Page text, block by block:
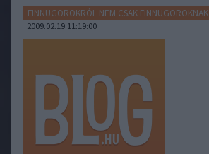
FINNUGOROKRÓL NEM CSAK FINNUGOROKNAK
2009.02.19 11:19:00